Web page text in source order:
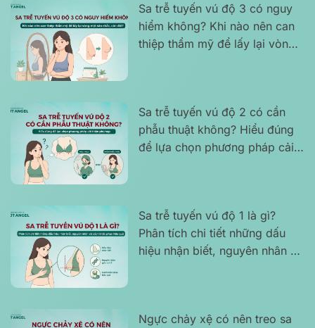
Sa trễ tuyến vú độ 3 có nguy
hiểm không? Khi nào nên can
thiệp thẩm mỹ để lấy lại vòng
Sa trễ tuyến vú độ 2 có cần
phẫu thuật không? Hiểu đúng
để lựa chọn phương pháp cải
Sa trễ tuyến vú độ 1 là gì?
Phân tích chi tiết những dấu
hiệu nhận biết, nguyên nhân và
Ngực chảy xệ có nên treo sa